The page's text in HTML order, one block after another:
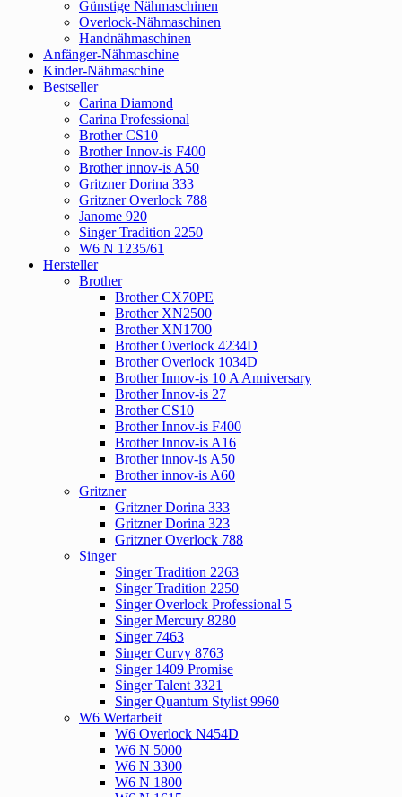
Günstige Nähmaschinen
Overlock-Nähmaschinen
Handnähmaschinen
Anfänger-Nähmaschine
Kinder-Nähmaschine
Bestseller
Carina Diamond
Carina Professional
Brother CS10
Brother Innov-is F400
Brother innov-is A50
Gritzner Dorina 333
Gritzner Overlock 788
Janome 920
Singer Tradition 2250
W6 N 1235/61
Hersteller
Brother
Brother CX70PE
Brother XN2500
Brother XN1700
Brother Overlock 4234D
Brother Overlock 1034D
Brother Innov-is 10 A Anniversary
Brother Innov-is 27
Brother CS10
Brother Innov-is F400
Brother Innov-is A16
Brother innov-is A50
Brother innov-is A60
Gritzner
Gritzner Dorina 333
Gritzner Dorina 323
Gritzner Overlock 788
Singer
Singer Tradition 2263
Singer Tradition 2250
Singer Overlock Professional 5
Singer Mercury 8280
Singer 7463
Singer Curvy 8763
Singer 1409 Promise
Singer Talent 3321
Singer Quantum Stylist 9960
W6 Wertarbeit
W6 Overlock N454D
W6 N 5000
W6 N 3300
W6 N 1800